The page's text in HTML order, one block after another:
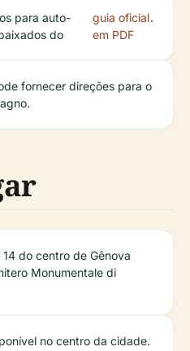
para auto-
do
guia oficial
em PDF
.
fornecer direções para o
14 do centro de Gênova
Monumentale di
no centro da cidade.